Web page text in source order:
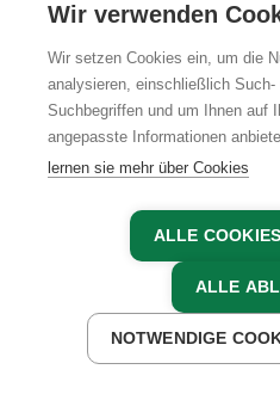
Ausstattung
Balkon/Terrasse
Fernseher
Haarföhn
Haupthaus
Doppelbett
2
3
4
5
MO
10
DI
11
12
MO
DI
MI
DO
JETZT
Wir verwenden
Wir setzen Cookies ein, um die
analysieren, einschließlich Such-
Suchbegriffen und um Ihnen auf
angepasste Informationen
lernen sie mehr über Cookies
ALLE
ALLE
NOTWENDIGE